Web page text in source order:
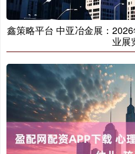
鑫策略平台 中亚冶金展：
业展